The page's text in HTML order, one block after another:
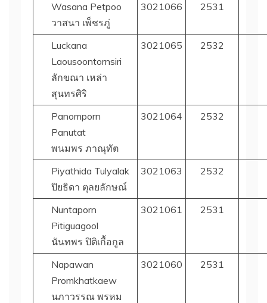
Wasana Petpoo
วาสนา เพ็ชรภู่
3021066 2531
Luckana
Laousoontornsiri
ลักขณา เหล่า
สุนทรศิริ
3021065 2532
Panomporn
Panutat
พนมพร ภาณุทัต
3021064 2532
Piyathida Tulyalak
ปิยธิดา ตุลยลักษณ์
3021063 2532
Nuntaporn
Pitiguagool
นันทพร ปิติเกื้อกูล
3021061 2531
Napawan
Promkhatkaew
นภาวรรณ พรหม
3021060 2531